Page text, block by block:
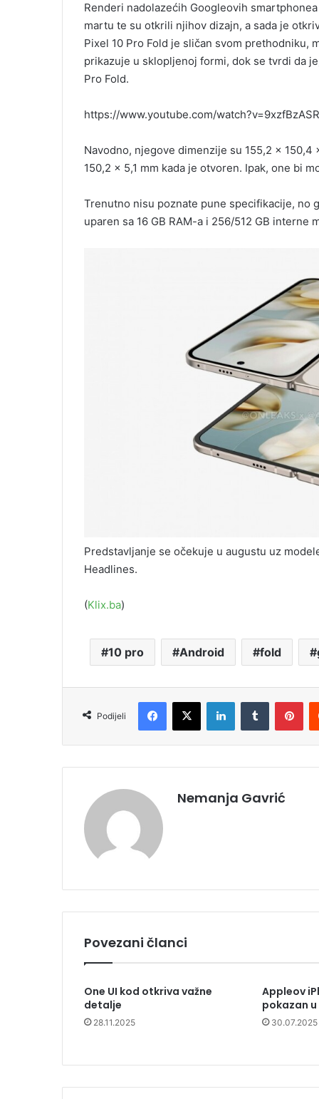
e
m
a
i
Renderi nadolazećih Googleovih
martu te su otkrili njihov dizajn, a sada je
Pixel 10 Pro Fold je sličan svom prethodniku,
prikazuje u sklopljenoj formi, dok se tvrdi da
Pro Fold.
https://www.youtube.com/
Navodno, njegove dimenzije su 155,2 x
150,2 x 5,1 mm kada je otvoren. Ipak, one bi
Trenutno nisu poznate pune specifikacije, no
uparen sa 16 GB RAM-a i 256/512 GB interne
Predstavljanje se očekuje u augustu uz
Headlines.
(Klix.ba)
10 pro Android fold
Podijeli
Nemanja Gavrić
Povezani članci
One UI kod otkriva važne
detalje
28.11.2025
Appleov
pokazan
30.07.2025